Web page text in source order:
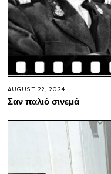
AUGUST 22, 2024
Σαν παλιό σινεμά